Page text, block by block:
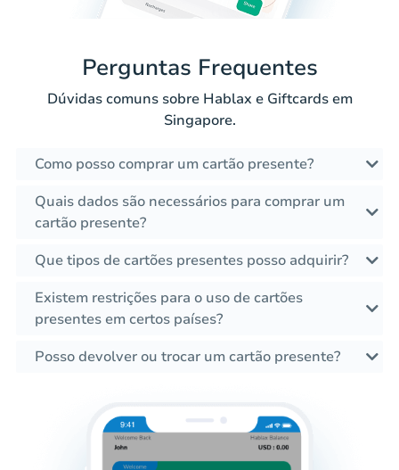
Perguntas Frequentes
Dúvidas comuns sobre Hablax e Giftcards em
Singapore.
Como posso comprar um cartão presente?
Quais dados são necessários para comprar um
cartão presente?
Que tipos de cartões presentes posso adquirir?
Existem restrições para o uso de cartões
presentes em certos países?
Posso devolver ou trocar um cartão presente?